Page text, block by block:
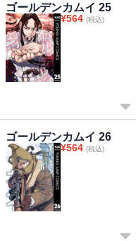
ゴールデンカムイ 25
¥564 (税込)
ゴールデンカムイ 26
¥564 (税込)